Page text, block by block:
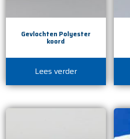
Gevlochten Polyester
koord
Lees verder